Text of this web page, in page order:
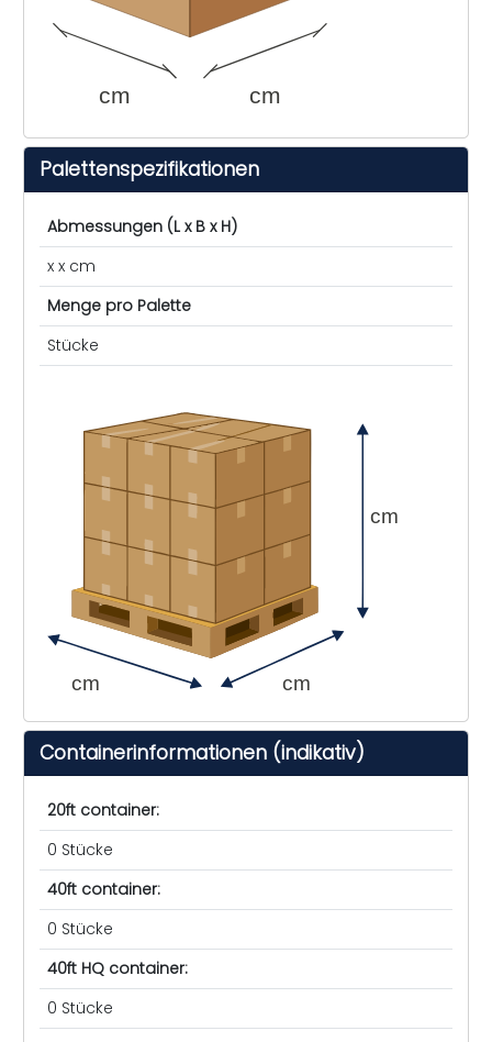
cm cm
Palettenspezifikationen
Abmessungen (L x B x H)
x x cm
Menge pro Palette
Stücke
cm cm
cm
Containerinformationen (indikativ)
20ft container:
0 Stücke
40ft container:
0 Stücke
40ft HQ container:
0 Stücke